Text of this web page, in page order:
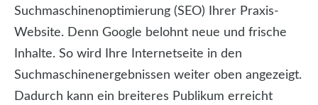
Suchmaschinenoptimierung (SEO) Ihrer Praxis-
Website. Denn Google belohnt neue und frische
Inhalte. So wird Ihre Internetseite in den
Suchmaschinenergebnissen weiter oben angezeigt.
Dadurch kann ein breiteres Publikum erreicht